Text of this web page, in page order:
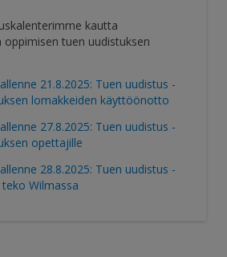
kautta
tuen uudistuksen
21.8.2025: Tuen uudistus -
lomakkeiden käyttöönotto
27.8.2025: Tuen uudistus -
opettajille
28.8.2025: Tuen uudistus -
Wilmassa